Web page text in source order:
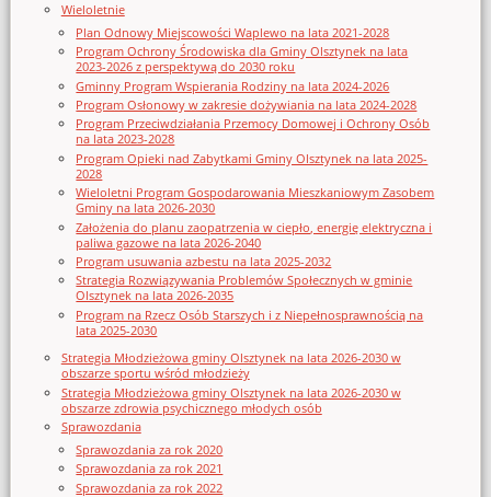
Wieloletnie
Plan Odnowy Miejscowości Waplewo na lata 2021-2028
Program Ochrony Środowiska dla Gminy Olsztynek na lata
2023-2026 z perspektywą do 2030 roku
Gminny Program Wspierania Rodziny na lata 2024-2026
Program Osłonowy w zakresie dożywiania na lata 2024-2028
Program Przeciwdziałania Przemocy Domowej i Ochrony Osób
na lata 2023-2028
Program Opieki nad Zabytkami Gminy Olsztynek na lata 2025-
2028
Wieloletni Program Gospodarowania Mieszkaniowym Zasobem
Gminy na lata 2026-2030
Założenia do planu zaopatrzenia w ciepło, energię elektryczna i
paliwa gazowe na lata 2026-2040
Program usuwania azbestu na lata 2025-2032
Strategia Rozwiązywania Problemów Społecznych w gminie
Olsztynek na lata 2026-2035
Program na Rzecz Osób Starszych i z Niepełnosprawnością na
lata 2025-2030
Strategia Młodzieżowa gminy Olsztynek na lata 2026-2030 w
obszarze sportu wśród młodzieży
Strategia Młodzieżowa gminy Olsztynek na lata 2026-2030 w
obszarze zdrowia psychicznego młodych osób
Sprawozdania
Sprawozdania za rok 2020
Sprawozdania za rok 2021
Sprawozdania za rok 2022